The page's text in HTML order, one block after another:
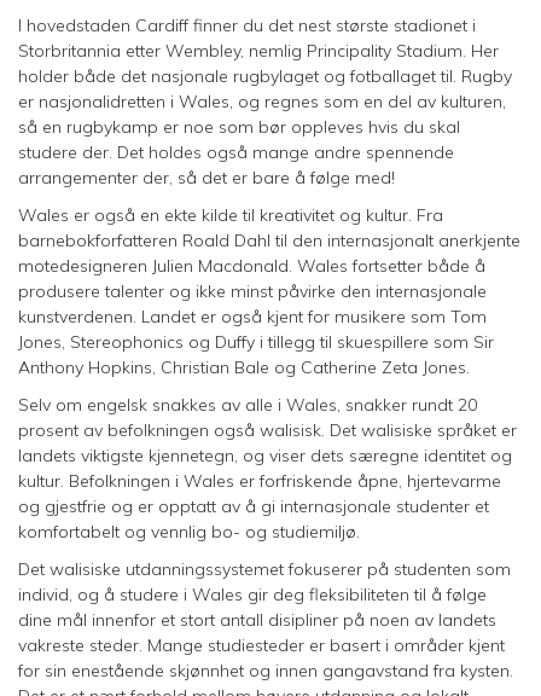
I hovedstaden Cardiff finner du det nest største stadionet i
Storbritannia etter Wembley, nemlig Principality Stadium. Her
holder både det nasjonale rugbylaget og fotballaget til. Rugby
er nasjonalidretten i Wales, og regnes som en del av kulturen,
så en rugbykamp er noe som bør oppleves hvis du skal
studere der. Det holdes også mange andre spennende
arrangementer der, så det er bare å følge med!
Wales er også en ekte kilde til kreativitet og kultur. Fra
barnebokforfatteren Roald Dahl til den internasjonalt anerkjente
motedesigneren Julien Macdonald. Wales fortsetter både å
produsere talenter og ikke minst påvirke den internasjonale
kunstverdenen. Landet er også kjent for musikere som Tom
Jones, Stereophonics og Duffy i tillegg til skuespillere som Sir
Anthony Hopkins, Christian Bale og Catherine Zeta Jones.
Selv om engelsk snakkes av alle i Wales, snakker rundt 20
prosent av befolkningen også walisisk. Det walisiske språket er
landets viktigste kjennetegn, og viser dets særegne identitet og
kultur. Befolkningen i Wales er forfriskende åpne, hjertevarme
og gjestfrie og er opptatt av å gi internasjonale studenter et
komfortabelt og vennlig bo- og studiemiljø.
Det walisiske utdanningssystemet fokuserer på studenten som
individ, og å studere i Wales gir deg fleksibiliteten til å følge
dine mål innenfor et stort antall disipliner på noen av landets
vakreste steder. Mange studiesteder er basert i områder kjent
for sin enestående skjønnhet og innen gangavstand fra kysten.